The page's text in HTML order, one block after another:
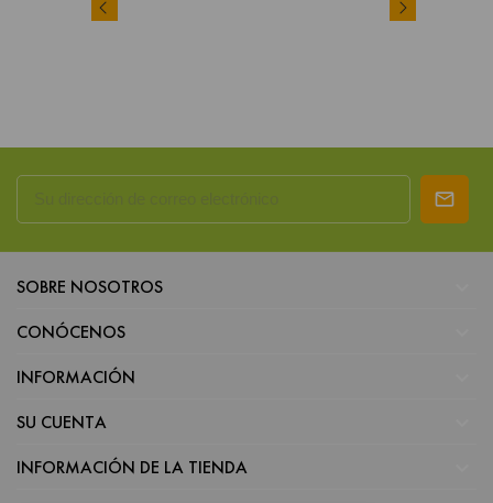
SOBRE NOSOTROS
CONÓCENOS
INFORMACIÓN
SU CUENTA
INFORMACIÓN DE LA TIENDA